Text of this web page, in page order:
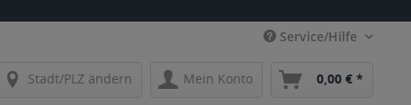
Service/Hilfe
Stadt/PLZ ändern Mein Konto 0,00 € *